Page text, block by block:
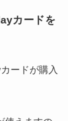
カードを
ードが購入